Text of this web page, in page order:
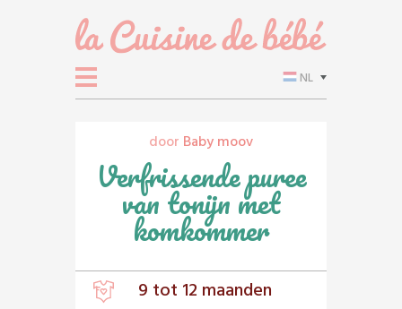
NL
door Baby moov
Verfrissende puree
van tonijn met
komkommer
9 tot 12 maanden